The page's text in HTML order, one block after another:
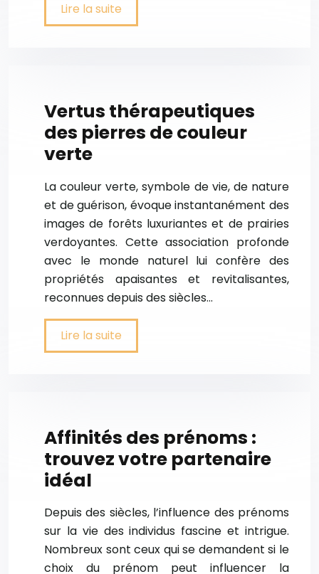
Lire la suite
Vertus thérapeutiques
des pierres de couleur
verte
La couleur verte, symbole de vie, de nature
et de guérison, évoque instantanément des
images de forêts luxuriantes et de prairies
verdoyantes. Cette association profonde
avec le monde naturel lui confère des
propriétés apaisantes et revitalisantes,
reconnues depuis des siècles…
Lire la suite
Affinités des prénoms :
trouvez votre partenaire
idéal
Depuis des siècles, l’influence des prénoms
sur la vie des individus fascine et intrigue.
Nombreux sont ceux qui se demandent si le
choix du prénom peut influencer la